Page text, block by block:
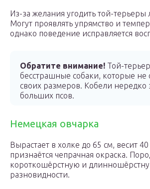
Из-за желания угодить той-терьеры
Могут проявлять упрямство и
однако поведение исправляется
Обратите внимание! Той-
бесстрашные собаки, которые не
своих размеров. Кобели нередко
больших псов.
Немецкая овчарка
Вырастает в холке до 65 см, весит
признаётся чепрачная окраска.
короткошёрстную и
разновидности.